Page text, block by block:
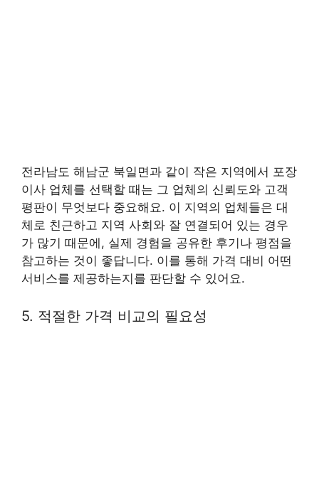
전라남도 해남군 북일면과 같이 작은 지역에서 포장
이사 업체를 선택할 때는 그 업체의 신뢰도와 고객
평판이 무엇보다 중요해요. 이 지역의 업체들은 대
체로 친근하고 지역 사회와 잘 연결되어 있는 경우
가 많기 때문에, 실제 경험을 공유한 후기나 평점을
참고하는 것이 좋답니다. 이를 통해 가격 대비 어떤
서비스를 제공하는지를 판단할 수 있어요.
5. 적절한 가격 비교의 필요성